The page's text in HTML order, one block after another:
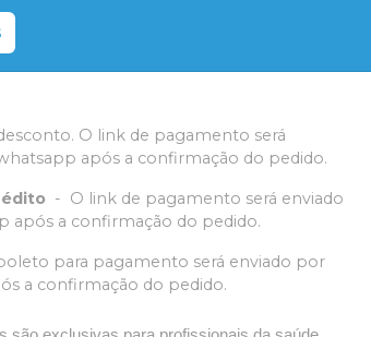
O link de pagamento será
após a confirmação do pedido.
- O link de pagamento será enviado
após a confirmação do pedido.
para pagamento será enviado por
a confirmação do pedido.